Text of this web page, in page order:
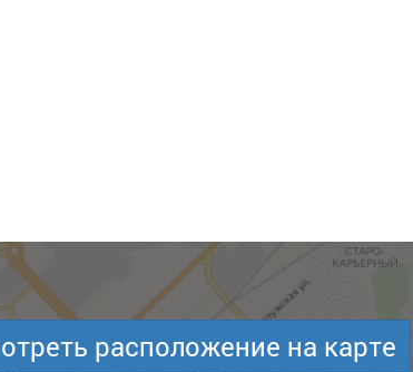
расположение на карте